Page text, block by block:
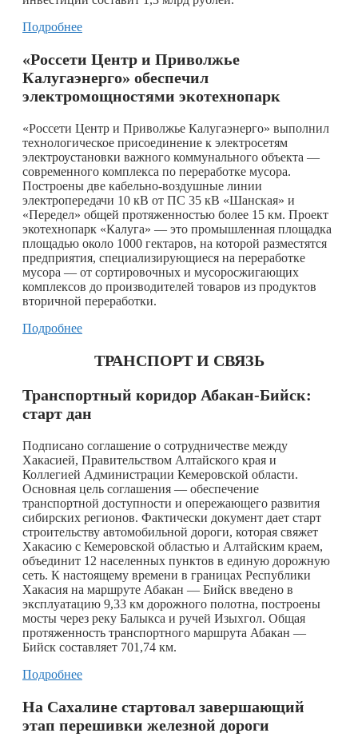
Подробнее
«Россети Центр и Приволжье
Калугаэнерго» обеспечил
электромощностями экотехнопарк
«Россети Центр и Приволжье Калугаэнерго» выполнил
технологическое присоединение к электросетям
электроустановки важного коммунального объекта —
современного комплекса по переработке мусора.
Построены две кабельно-воздушные линии
электропередачи 10 кВ от ПС 35 кВ «Шанская» и
«Передел» общей протяженностью более 15 км. Проект
экотехнопарк «Калуга» — это промышленная площадка
площадью около 1000 гектаров, на которой разместятся
предприятия, специализирующиеся на переработке
мусора — от сортировочных и мусоросжигающих
комплексов до производителей товаров из продуктов
вторичной переработки.
Подробнее
ТРАНСПОРТ И СВЯЗЬ
Транспортный коридор Абакан-Бийск:
старт дан
Подписано соглашение о сотрудничестве между
Хакасией, Правительством Алтайского края и
Коллегией Администрации Кемеровской области.
Основная цель соглашения — обеспечение
транспортной доступности и опережающего развития
сибирских регионов. Фактически документ дает старт
строительству автомобильной дороги, которая свяжет
Хакасию с Кемеровской областью и Алтайским краем,
объединит 12 населенных пунктов в единую дорожную
сеть. К настоящему времени в границах Республики
Хакасия на маршруте Абакан — Бийск введено в
эксплуатацию 9,33 км дорожного полотна, построены
мосты через реку Балыкса и ручей Изыхгол. Общая
протяженность транспортного маршрута Абакан —
Бийск составляет 701,74 км.
Подробнее
На Сахалине стартовал завершающий
этап перешивки железной дороги